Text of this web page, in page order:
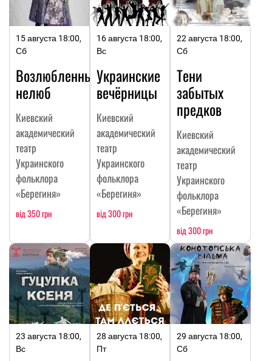
15 августа 18:00,
Сб
Возлюбленный
нелюб
Киевский
академический
театр
Украинского
фольклора
«Берегиня»
від 350 грн
16 августа 18:00,
Вс
Украинские
вечёрницы
Киевский
академический
театр
Украинского
фольклора
«Берегиня»
від 300 грн
22 августа 18:00,
Сб
Тени
забытых
предков
Киевский
академический
театр
Украинского
фольклора
«Берегиня»
від 300 грн
23 августа 18:00,
Вс
28 августа 18:00,
Пт
29 августа 18:00,
Сб